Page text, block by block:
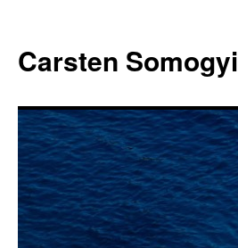
Carsten Somogyi